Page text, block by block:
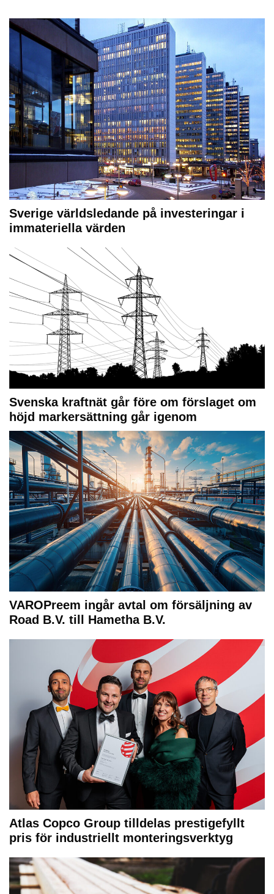
Sverige världsledande på investeringar i
immateriella värden
Svenska kraftnät går före om förslaget om
höjd markersättning går igenom
VAROPreem ingår avtal om försäljning av
Road B.V. till Hametha B.V.
Atlas Copco Group tilldelas prestigefyllt
pris för industriellt monteringsverktyg